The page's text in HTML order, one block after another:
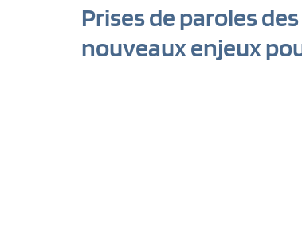
Prises de paroles
nouveaux enjeux